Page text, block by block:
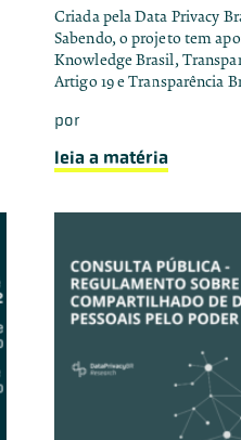
Criada pela Data Privacy
Sabendo, o projeto tem
Knowledge Brasil,
Artigo 19 e Transparência
por
leia a matéria